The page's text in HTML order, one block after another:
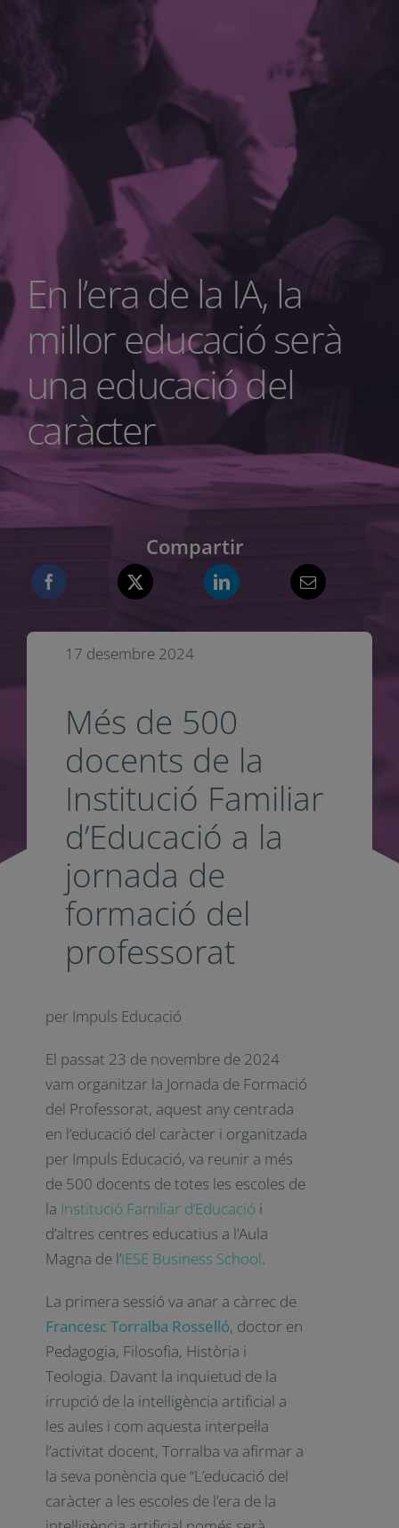
En l’era de la IA, la
millor educació serà
una educació del
caràcter
Compartir
17 desembre 2024
Més de 500
docents de la
Institució Familiar
d’Educació a la
jornada de
formació del
professorat
per Impuls Educació
El passat 23 de novembre de 2024
vam organitzar la Jornada de Formació
del Professorat, aquest any centrada
en l’educació del caràcter i organitzada
per Impuls Educació, va reunir a més
de 500 docents de totes les escoles de
la Institució Familiar d’Educació i
d’altres centres educatius a l’Aula
Magna de l’IESE Business School.
La primera sessió va anar a càrrec de
Francesc Torralba Rosselló, doctor en
Pedagogia, Filosofia, Història i
Teologia. Davant la inquietud de la
irrupció de la intel·ligència artificial a
les aules i com aquesta interpel·la
l’activitat docent, Torralba va afirmar a
la seva ponència que “L’educació del
caràcter a les escoles de l’era de la